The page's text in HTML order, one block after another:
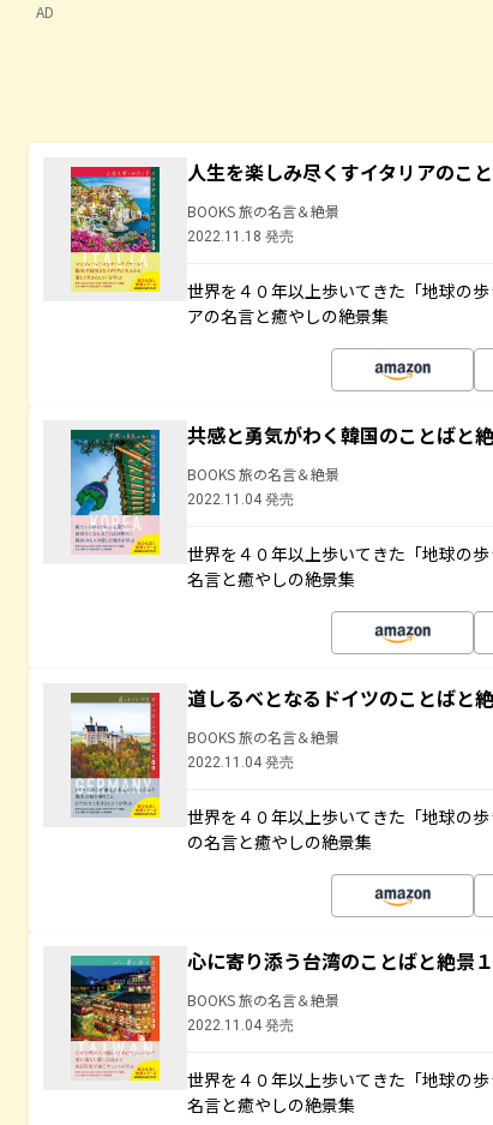
AD
人生を楽しみ尽くすイタリアのこ
BOOKS 旅の名言＆絶景
2022.11.18 発売
世界を４０年以上歩いてきた「地球の
アの名言と癒やしの絶景集
共感と勇気がわく韓国のことばと
BOOKS 旅の名言＆絶景
2022.11.04 発売
世界を４０年以上歩いてきた「地球の
名言と癒やしの絶景集
道しるべとなるドイツのことばと
BOOKS 旅の名言＆絶景
2022.11.04 発売
世界を４０年以上歩いてきた「地球の
の名言と癒やしの絶景集
心に寄り添う台湾のことばと絶景
BOOKS 旅の名言＆絶景
2022.11.04 発売
世界を４０年以上歩いてきた「地球の
名言と癒やしの絶景集